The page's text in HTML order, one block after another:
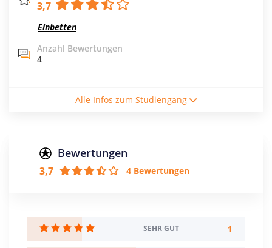
3,7
Einbetten
Anzahl Bewertungen
4
Vollzeitstudium
Creditpoints
4 Semester
Alle Infos zum Studiengang
Bewertungen
3,7 4 Bewertungen
SEHR GUT 1